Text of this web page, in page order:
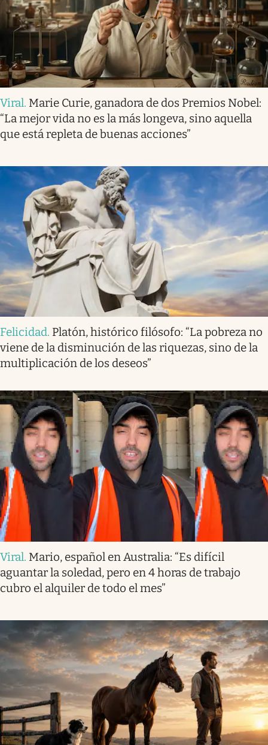
Viral. Marie Curie, ganadora de dos Premios Nobel:
“La mejor vida no es la más longeva, sino aquella
que está repleta de buenas acciones”
Felicidad. Platón, histórico filósofo: “La pobreza no
viene de la disminución de las riquezas, sino de la
multiplicación de los deseos”
Viral. Mario, español en Australia: “Es difícil
aguantar la soledad, pero en 4 horas de trabajo
cubro el alquiler de todo el mes”